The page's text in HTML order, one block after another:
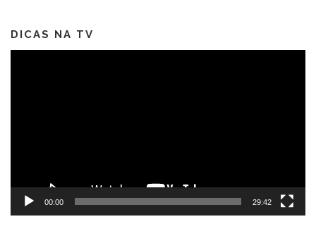
DICAS NA TV
00:00 29:42